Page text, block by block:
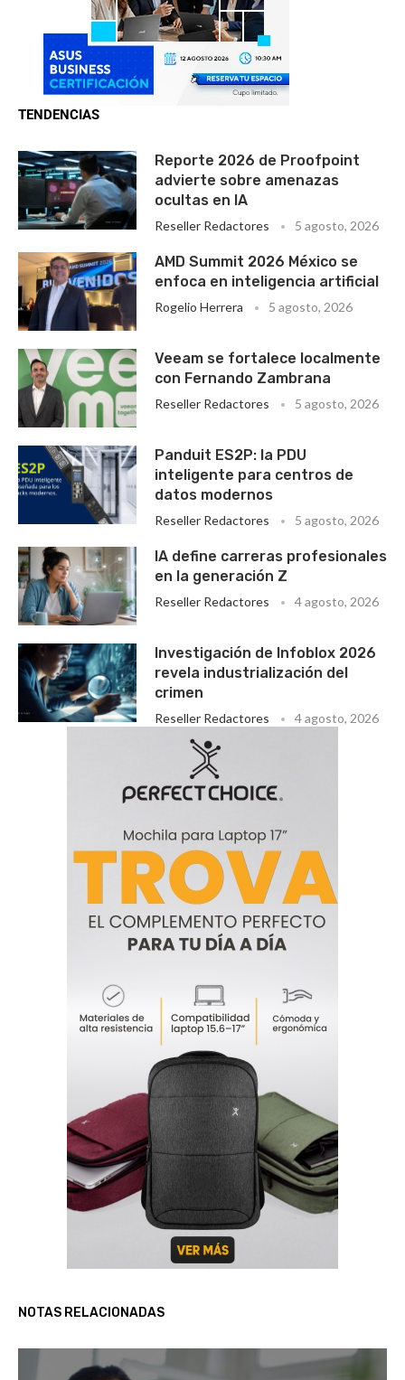
TENDENCIAS
Reporte 2026 de Proofpoint
advierte sobre amenazas
ocultas en IA
Reseller Redactores 5 agosto, 2026
AMD Summit 2026 México se
enfoca en inteligencia artificial
Rogelio Herrera 5 agosto, 2026
Veeam se fortalece localmente
con Fernando Zambrana
Reseller Redactores 5 agosto, 2026
Panduit ES2P: la PDU
inteligente para centros de
datos modernos
Reseller Redactores 5 agosto, 2026
IA define carreras profesionales
en la generación Z
Reseller Redactores 4 agosto, 2026
Investigación de Infoblox 2026
revela industrialización del
crimen
Reseller Redactores 4 agosto, 2026
NOTAS RELACIONADAS